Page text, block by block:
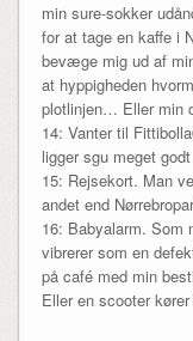
min sure-sokker
for at tage en kaffe i
bevæge mig ud af
at hyppigheden
plotlinjen… Eller min
14: Vanter til
ligger sgu meget
15: Rejsekort. Man
andet end
16: Babyalarm. Som
vibrerer som en
på café med min
Eller en scooter